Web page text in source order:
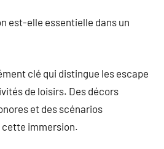
est-elle essentielle dans un
clé qui distingue les escape
de loisirs. Des décors
et des scénarios
immersion.